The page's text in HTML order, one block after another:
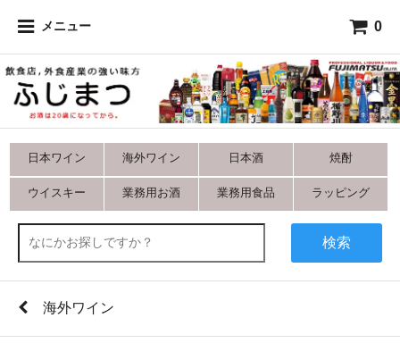
メニュー 0
日本ワイン 海外ワイン 日本酒 焼酎
ウイスキー 業務用お酒 業務用食品 ラッピング
検索
海外ワイン